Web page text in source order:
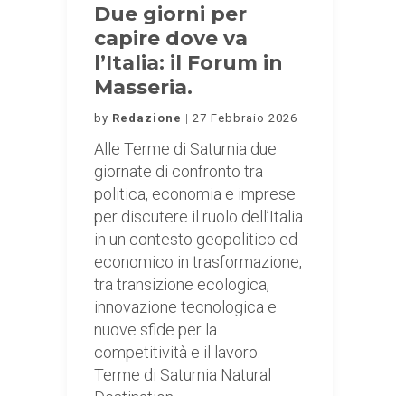
Due giorni per
capire dove va
l’Italia: il Forum in
Masseria.
by Redazione 27 Febbraio 2026
Alle Terme di Saturnia due
giornate di confronto tra
politica, economia e imprese
per discutere il ruolo dell’Italia
in un contesto geopolitico ed
economico in trasformazione,
tra transizione ecologica,
innovazione tecnologica e
nuove sfide per la
competitività e il lavoro.
Terme di Saturnia Natural